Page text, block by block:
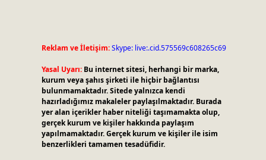
Reklam ve İletişim:Skype: live:.cid.575569c608265c69
Yasal Uyarı: Bu internet sitesi, herhangi bir marka,
kurum veya şahıs şirketi ile hiçbir bağlantısı
bulunmamaktadır. Sitede yalnızca kendi
hazırladığımız makaleler paylaşılmaktadır. Burada
yer alan içerikler haber niteliği taşımamakta olup,
gerçek kurum ve kişiler hakkında paylaşım
yapılmamaktadır. Gerçek kurum ve kişiler ile isim
benzerlikleri tamamen tesadüfidir.